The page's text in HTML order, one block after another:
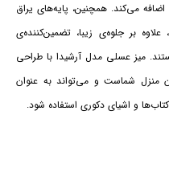
می‌کند. همچنین، پایه‌های یراق
بر جلوه‌ی زیبا، تضمین‌کننده‌ی
میز عسلی مدل آرشیدا با طراحی
منزل شماست و می‌تواند به عنوان
و اشیای دکوری استفاده شود.